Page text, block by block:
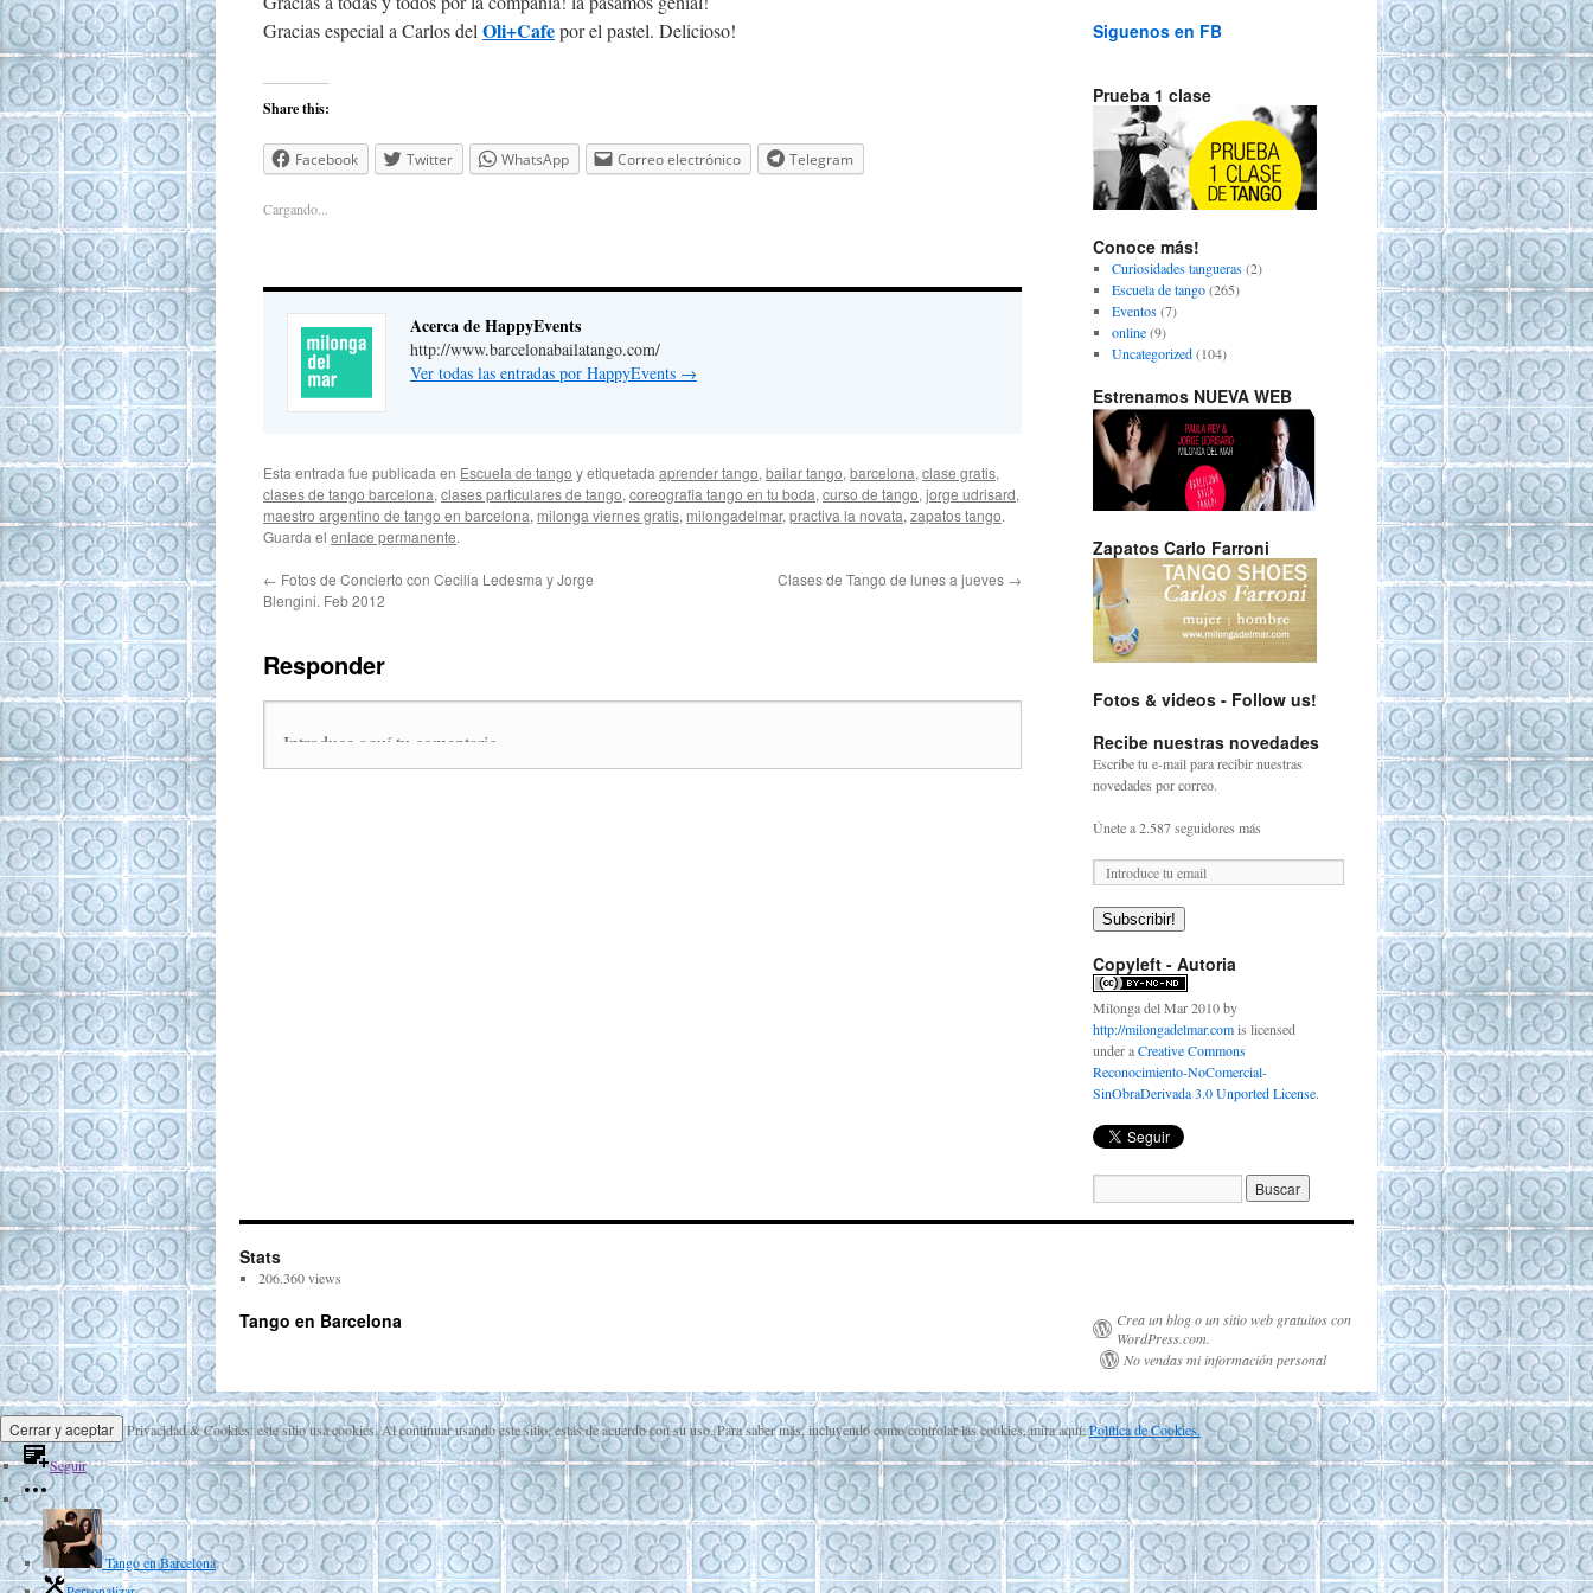
Gracias especial a Carlos del Oli+Cafepor el pastel. Delicioso!
Share this:
Facebook Twitter WhatsApp Correo electrónico Telegram
Cargando...
Acerca de HappyEvents
http://www.barcelonabailatango.com/
Ver todas las entradas por HappyEvents →
Esta entrada fue publicada en Escuela de tango y etiquetada aprender tango, bailar tango, barcelona, clase gratis,
clases de tango barcelona, clases particulares de tango, coreografia tango en tu boda, curso de tango, jorge udrisard,
maestro argentino de tango en barcelona, milonga viernes gratis, milongadelmar, practiva la novata, zapatos tango.
Guarda el enlace permanente.
← Fotos de Concierto con Cecilia Ledesma y Jorge
Blengini. Feb 2012
Clases de Tango de lunes a jueves →
Responder
Siguenos en FB
Prueba 1 clase
Conoce más!
Curiosidades tangueras(2)
Escuela de tango(265)
Eventos(7)
online(9)
Uncategorized(104)
Estrenamos NUEVA WEB
Zapatos Carlo Farroni
Fotos & videos - Follow us!
Recibe nuestras novedades
Escribe tu e-mail para recibir nuestras
novedades por correo.
Únete a 2.587 seguidores más
Subscribir!
Copyleft - Autoria
Milonga del Mar 2010by
http://milongadelmar.comis licensed
under aCreative Commons
Reconocimiento-NoComercial-
SinObraDerivada 3.0 Unported License.
Stats
206.360 views
Tango en Barcelona
Crea un blog o un sitio web gratuitos con
WordPress.com.
No vendas mi información personal
Privacidad & Cookies: este sitio usa cookies. Al continuar usando este sitio, estás de acuerdo con su uso. Para saber más, incluyendo como controlar las cookies, mira aquí:Política de Cookies.
Seguir
Tango en Barcelona